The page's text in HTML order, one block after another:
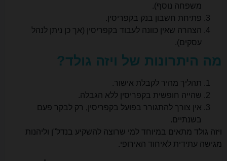
משפחה נוסף).
פתיחת חשבון בנק בקפריסין.
הצהרה שאין כוונה לעבוד בקפריסין (אך כן ניתן לנהל
עסקים).
מה היתרונות של ויזה גולד?
תהליך מהיר לקבלת אישור.
שהייה חופשית בקפריסין ללא הגבלה.
אין צורך להתגורר בפועל בקפריסין, רק לבקר פעם
בשנתיים.
ויזה גולד מתאים במיוחד למי שרוצה להשקיע בנדל"ן וליהנות
מגישה עתידית לאיחוד האירופי.